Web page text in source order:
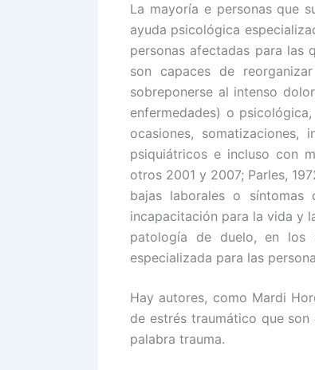
La mayoría e personas que
ayuda psicológica
personas afectadas para las
son capaces de
sobreponerse al intenso
enfermedades) o
ocasiones, somatizaciones,
psiquiátricos e incluso con
otros 2001 y 2007; Parles,
bajas laborales o síntomas
incapacitación para la vida y
patología de duelo, en los
especializada para las
Hay autores, como Mardi
de estrés traumático que
palabra trauma.